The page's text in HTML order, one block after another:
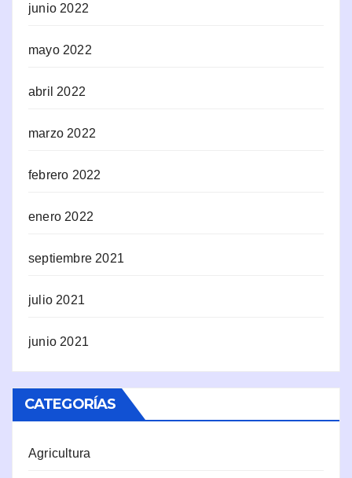
junio 2022
mayo 2022
abril 2022
marzo 2022
febrero 2022
enero 2022
septiembre 2021
julio 2021
junio 2021
CATEGORÍAS
Agricultura